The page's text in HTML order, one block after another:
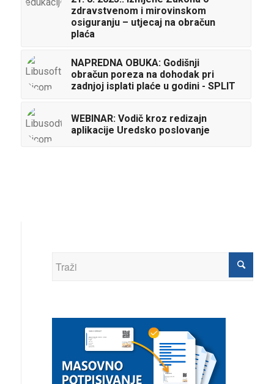
zdravstvenom i mirovinskom
osiguranju – utjecaj na obračun
plaća
NAPREDNA OBUKA: Godišnji
obračun poreza na dohodak pri
zadnjoj isplati plaće u godini - SPLIT
WEBINAR: Vodič kroz redizajn
aplikacije Uredsko poslovanje